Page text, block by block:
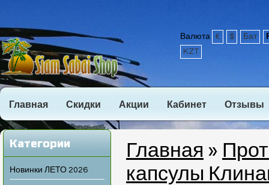
Валюта € $ Бат
KZT
Главная Скидки Акции Кабинет Отзывы
Категории
Новинки ЛЕТО 2026
Главная »
капсулы